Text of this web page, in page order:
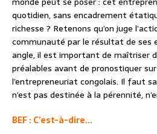
quotidien, sans encadrement
richesse ? Retenons qu’on juge
communauté par le résultat de ses
angle, il est important de maîtriser
préalables avant de pronostiquer sur
l’entrepreneuriat congolais. Il faut
n’est pas destinée à la pérennité,
BEF : C’est-à-dire…